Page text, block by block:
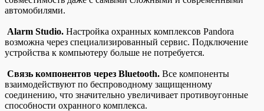
автомобилями.
Alarm Studio. Настройка охранных комплексов Pandora
возможна через специализированный сервис. Подключение
устройства к компьютеру больше не потребуется.
Связь компонентов через Bluetooth. Все компоненты
взаимодействуют по беспроводному защищенному
соединению, что значительно увеличивает противоугонные
способности охранного комплекса.